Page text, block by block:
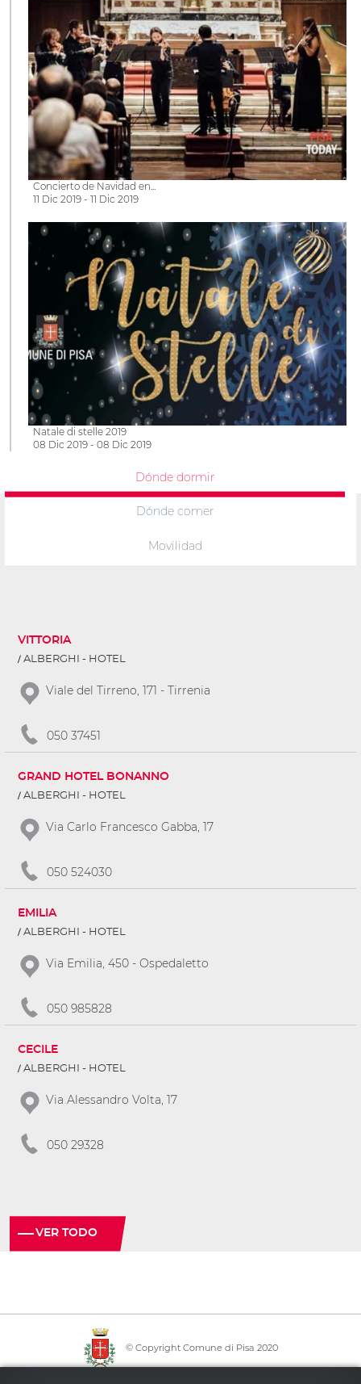
Concierto de Navidad en...
11 Dic 2019 - 11 Dic 2019
Natale di stelle 2019
08 Dic 2019 - 08 Dic 2019
Dónde dormir
Dónde comer
Movilidad
VITTORIA
ALBERGHI - HOTEL
Viale del Tirreno, 171 - Tirrenia
050 37451
GRAND HOTEL BONANNO
ALBERGHI - HOTEL
Via Carlo Francesco Gabba, 17
050 524030
EMILIA
ALBERGHI - HOTEL
Via Emilia, 450 - Ospedaletto
050 985828
CECILE
ALBERGHI - HOTEL
Via Alessandro Volta, 17
050 29328
VER TODO
© Copyright Comune di Pisa 2020